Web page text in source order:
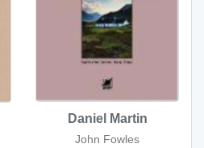
Daniel Martin
John Fowles